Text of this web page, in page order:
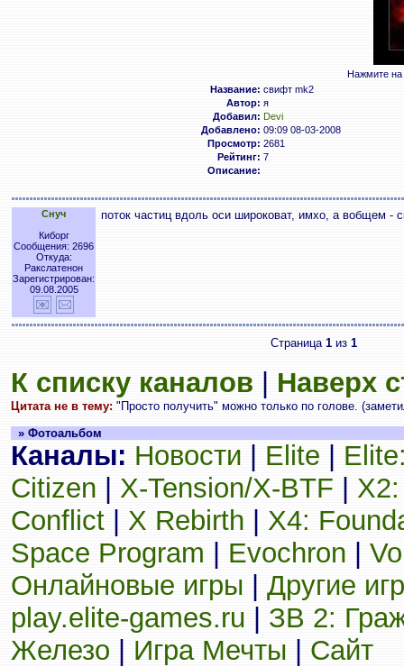
Нажмите на
Название: свифт mk2
Автор: я
Добавил: Devi
Добавлено: 09:09 08-03-2008
Просмотр: 2681
Рейтинг: 7
Описание:
Снуч
Киборг
Сообщения: 2696
Откуда:
Ракслатенон
Зарегистрирован:
09.08.2005
поток частиц вдоль оси широковат, имхо, а вобщем -
Страница 1 из 1
К списку каналов Наверх
Цитата не в тему: "Просто получить" можно только по голове.
» Фотоальбом
Каналы: Новости Elite
Citizen
X-Tension/X-BTF
Conflict
X Rebirth
X4:
Space Program
Evochron
Онлайновые игры
Другие
play.elite-games.ru
ЗВ 2:
Железо
Игра Мечты Сайт